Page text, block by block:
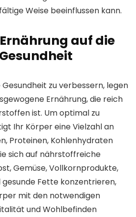
Weise beeinflussen kann.
auf die
zu verbessern, legen
Ernährung, die reich
ist. Um optimal zu
Ihr Körper eine Vielzahl an
Proteinen, Kohlenhydraten
sich auf nährstoffreiche
Gemüse, Vollkornprodukte,
gesunde Fette konzentrieren,
mit den notwendigen
und Wohlbefinden